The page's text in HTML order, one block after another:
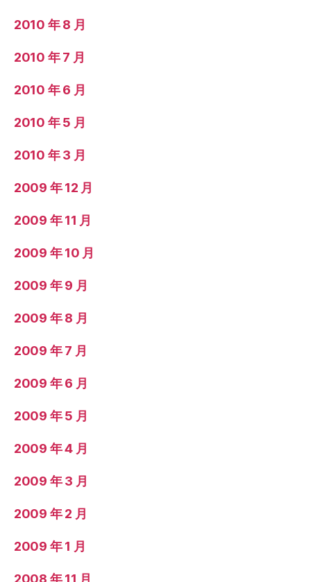
2010 年 8 月
2010 年 7 月
2010 年 6 月
2010 年 5 月
2010 年 3 月
2009 年 12 月
2009 年 11 月
2009 年 10 月
2009 年 9 月
2009 年 8 月
2009 年 7 月
2009 年 6 月
2009 年 5 月
2009 年 4 月
2009 年 3 月
2009 年 2 月
2009 年 1 月
2008 年 11 月